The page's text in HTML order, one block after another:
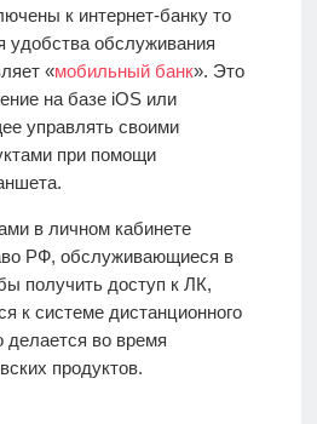
к интернет-банку то
удобства обслуживания
«мобильный банк». Это
на базе iOS или
управлять своими
при помощи
в личном кабинете
РФ, обслуживающиеся в
получить доступ к ЛК,
к системе дистанционного
во время
продуктов.